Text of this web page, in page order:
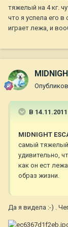
тяжелый на 4 кг.
что я успела его
играет лежа, и
В
MIDNIGHT
самый тяжелый
удивительно,
как он ест
образ жизни.
Да я видела :-) .